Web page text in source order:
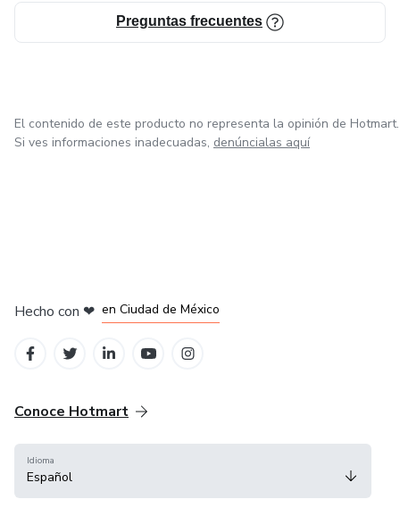
Preguntas frecuentes
El contenido de este producto no representa la opinión de Hotmart.
Si ves informaciones inadecuadas, denúncialas aquí
Hecho con ❤ en Ciudad de México
Conoce Hotmart
Idioma
Español